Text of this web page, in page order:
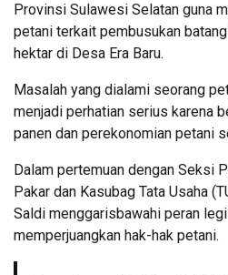
Provinsi Sulawesi Selatan guna
petani terkait pembusukan
hektar di Desa Era Baru.
Masalah yang dialami seorang
menjadi perhatian serius karena
panen dan perekonomian petani
Dalam pertemuan dengan Seksi
Pakar dan Kasubag Tata Usaha
Saldi menggarisbawahi peran
memperjuangkan hak-hak petani.